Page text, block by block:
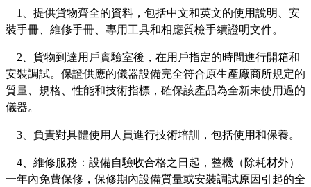
1、提供貨物齊全的資料，包括中文和英文的使用說明、安
裝手冊、維修手冊、專用工具和相應質檢手續證明文件。
2、貨物到達用戶實驗室後，在用戶指定的時間進行開箱和
安裝調試。保證供應的儀器設備完全符合原生產廠商所規定的
質量、規格、性能和技術指標，確保該產品為全新未使用過的
儀器。
3、負責對具體使用人員進行技術培訓，包括使用和保養。
4、維修服務：設備自驗收合格之日起，整機（除耗材外）
一年內免費保修，保修期內設備質量或安裝調試原因引起的全